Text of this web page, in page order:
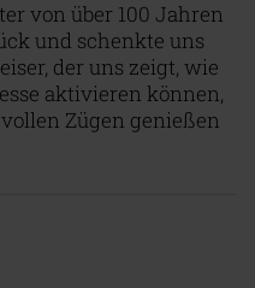
von über 100 Jahren
und schenkte uns
der uns zeigt, wie
aktivieren können,
Zügen genießen